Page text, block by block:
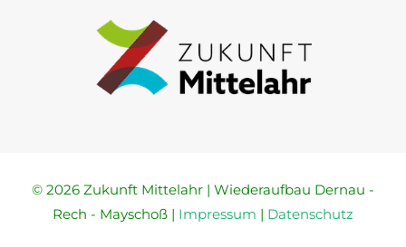
© 2026 Zukunft Mittelahr | Wiederaufbau Dernau -
Rech - Mayschoß | Impressum | Datenschutz